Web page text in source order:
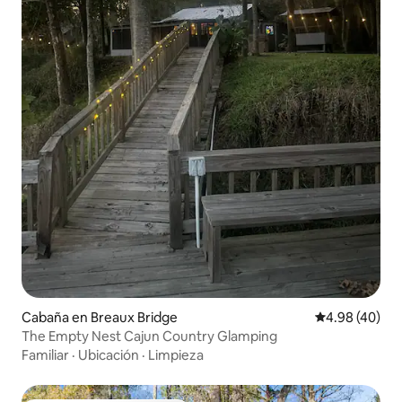
Cabaña en Breaux Bridge Calificación
4.98 (40)
The Empty Nest Cajun Country Glamping
Familiar · Ubicación · Limpieza